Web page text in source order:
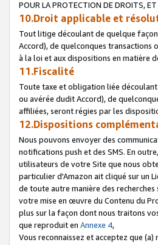
POUR LA PROTECTION DE DROITS,
10.Droit applicable et
Tout litige découlant de quelque
Accord), de quelconques transactions
à la loi et aux dispositions en matière
11.Fiscalité
Toute taxe et obligation liée
ou avérée dudit Accord), de
affiliées, seront régies par les
12.Dispositions
Nous pouvons envoyer des
notifications push et des SMS. En
utilisateurs de votre Site que nous
particulier d'Amazon ait cliqué sur un
de toute autre manière des
votre mise en œuvre du Contenu du
plus sur la façon dont nous traitons
que reproduit en Annexe 4,
Vous reconnaissez et acceptez que